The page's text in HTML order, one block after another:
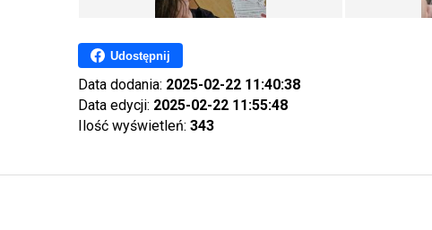
Udostępnij
Data dodania: 2025-02-22 11:40:38
Data edycji: 2025-02-22 11:55:48
Ilość wyświetleń: 343